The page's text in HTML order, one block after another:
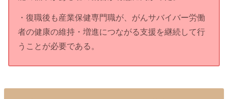
・復職後も産業保健専門職が、がんサバイバー労働
者の健康の維持・増進につながる支援を継続して行
うことが必要である。